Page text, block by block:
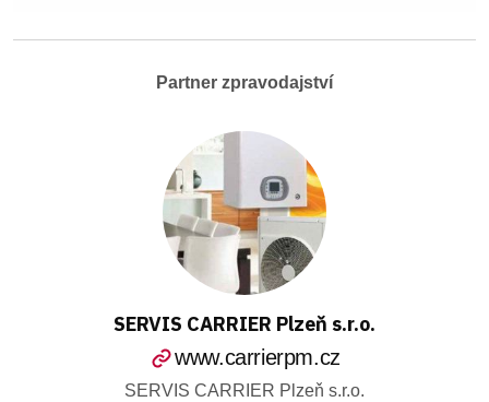
Partner zpravodajství
SERVIS CARRIER Plzeň s.r.o.
www.carrierpm.cz
SERVIS CARRIER Plzeň s.r.o.